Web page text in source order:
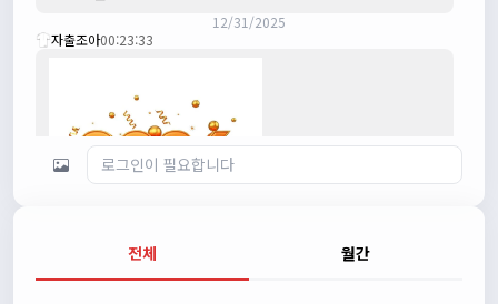
12/31/2025
자출조아00:23:33
전체 월간